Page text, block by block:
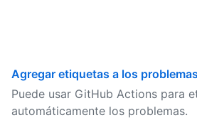
Agregar etiquetas a los problemas
Puede usar GitHub Actions para
automáticamente los problemas.